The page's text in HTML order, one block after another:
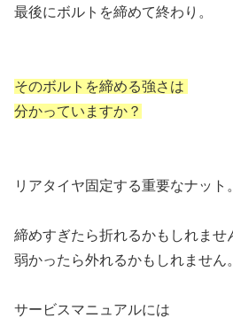
最後にボルトを締めて終わり。
そのボルトを締める強さは
分かっていますか？
リアタイヤ固定する重要なナット
締めすぎたら折れるかもしれませ
弱かったら外れるかもしれません
サービスマニュアルには